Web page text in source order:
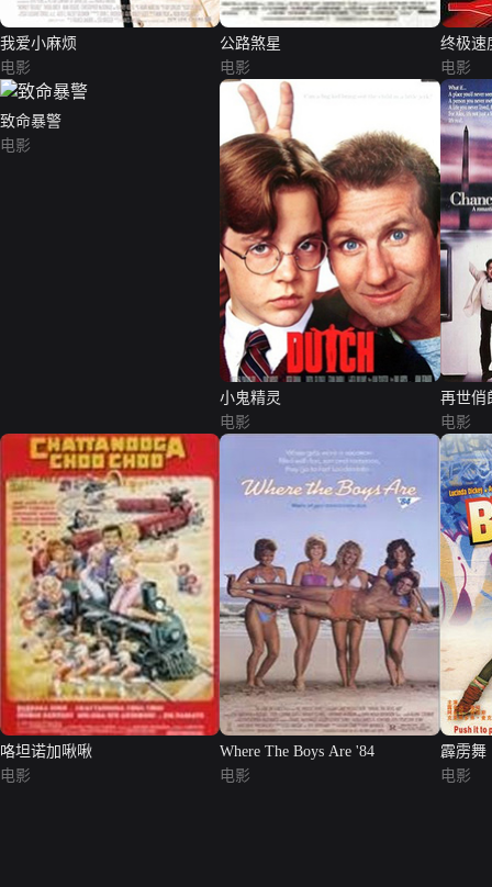
我爱小麻烦
电影
公路煞星
电影
终极速
电影
致命暴警
电影
小鬼精灵
电影
再世俏
电影
咯坦诺加啾啾
电影
Where The Boys Are '84
电影
霹雳舞
电影